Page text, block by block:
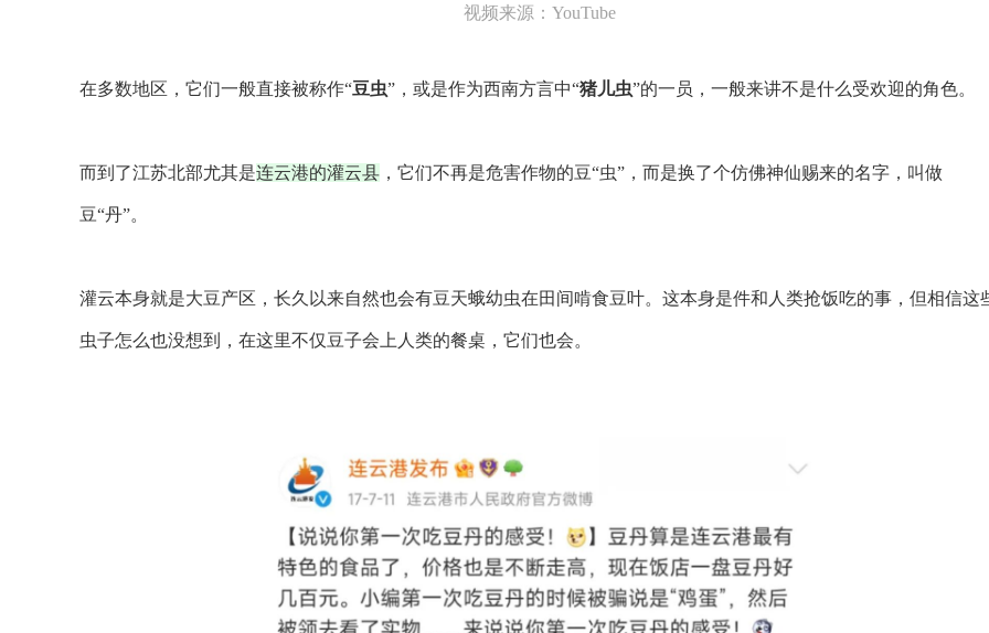
视频来源：YouTube
在多数地区，它们一般直接被称作“豆虫”，或是作为西南方言中“猪儿虫”的一员，一般来讲不是什么受欢迎的角色。
而到了江苏北部尤其是连云港的灌云县 ，它们不再是危害作物的豆“虫”，而是换了个仿佛神仙赐来的名字，叫做
豆“丹”。
灌云本身就是大豆产区，长久以来自然也会有豆天蛾幼虫在田间啃食豆叶。这本身是件和人类抢饭吃的事，但相信这
虫子怎么也没想到，在这里不仅豆子会上人类的餐桌，它们也会。